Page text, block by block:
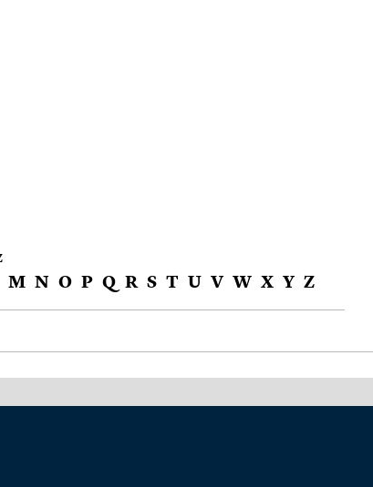
M N O P Q R S T U V W X Y Z